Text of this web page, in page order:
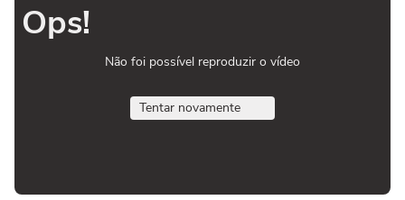
Ops!
Não foi possível reproduzir o vídeo
Tentar novamente